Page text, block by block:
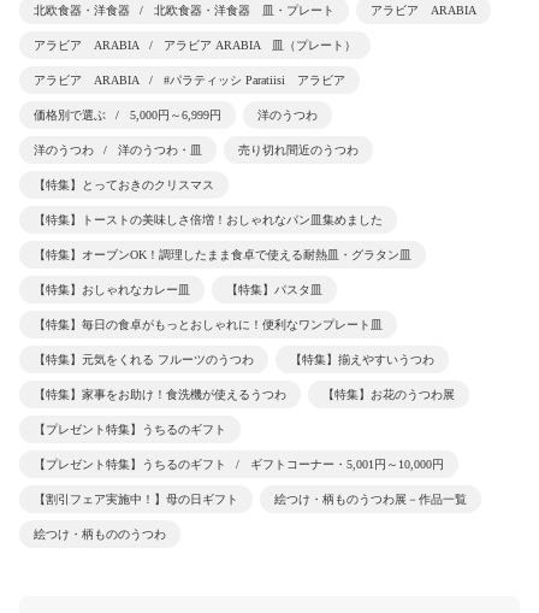
北欧食器・洋食器 北欧食器・洋食器 皿・プレート アラビア ARABIA
アラビア ARABIA アラビア ARABIA 皿（プレート）
アラビア ARABIA #パラティッシ Paratiisi アラビア
価格別で選ぶ 5,000円～6,999円 洋のうつわ
洋のうつわ 洋のうつわ・皿 売り切れ間近のうつわ
【特集】とっておきのクリスマス
【特集】トーストの美味しさ倍増！おしゃれなパン皿集めました
【特集】オーブンOK！調理したまま食卓で使える耐熱皿・グラタン皿
【特集】おしゃれなカレー皿 【特集】パスタ皿
【特集】毎日の食卓がもっとおしゃれに！便利なワンプレート皿
【特集】元気をくれる フルーツのうつわ 【特集】揃えやすいうつわ
【特集】家事をお助け！食洗機が使えるうつわ 【特集】お花のうつわ展
【プレゼント特集】うちるのギフト
【プレゼント特集】うちるのギフト ギフトコーナー・5,001円～10,000円
【割引フェア実施中！】母の日ギフト 絵つけ・柄ものうつわ展－作品一覧
絵つけ・柄もののうつわ